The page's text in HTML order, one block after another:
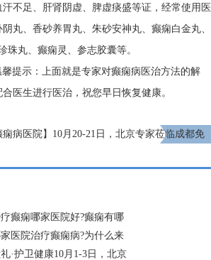
不足、肝肾阴虚、脾虚痰盛等证，经常使用医
丸、香砂养胃丸、朱砂安神丸、癫痫白金丸、
珠丸、癫痫灵、参志胶囊等。
提示：上面就是专家对癫痫病医治方法的解
医生进行医治，祝您早日恢复健康。
痫病医院】10月20-21日，北京专家莅临成都免
癫痫哪家医院好?癫痫有哪
医院治疗癫痫病?为什么来
·护卫健康10月1-3日，北京